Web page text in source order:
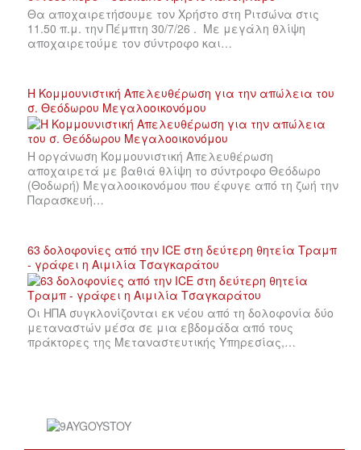
Θα αποχαιρετήσουμε τον Χρήστο στη Ριτσώνα στις
11.50 π.μ. την Πέμπτη 30/7/26 . Με μεγάλη θλίψη
αποχαιρετούμε τον σύντροφο και…
Η Κομμουνιστική Απελευθέρωση για την απώλεια του
σ. Θεόδωρου Μεγαλοοικονόμου
Η οργάνωση Κομμουνιστική Απελευθέρωση
αποχαιρετά με βαθιά θλίψη το σύντροφο Θεόδωρο
(Θοδωρή) Μεγαλοοικονόμου που έφυγε από τη ζωή την
Παρασκευή…
63 δολοφονίες από την ICE στη δεύτερη θητεία Τραμπ
- γράφει η Αιμιλία Τσαγκαράτου
Οι ΗΠΑ συγκλονίζονται εκ νέου από τη δολοφονία δύο
μεταναστών μέσα σε μια εβδομάδα από τους
πράκτορες της Μεταναστευτικής Υπηρεσίας,…